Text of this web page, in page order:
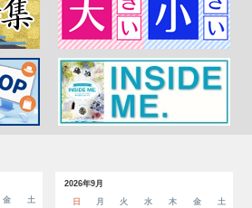
金
土
2026年9月
日
月 火 水 木 金
土